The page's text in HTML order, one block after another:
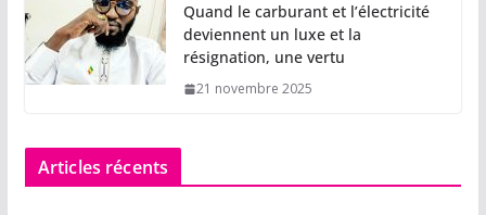
Quand le carburant et l’électricité
deviennent un luxe et la
résignation, une vertu
21 novembre 2025
Articles récents